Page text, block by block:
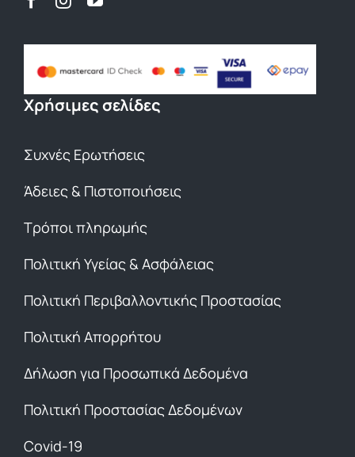
Χρήσιμες σελίδες
Συχνές Ερωτήσεις
Άδειες & Πιστοποιήσεις
Τρόποι πληρωμής
Πολιτική Υγείας & Ασφάλειας
Πολιτική Περιβαλλοντικής Προστασίας
Πολιτική Απορρήτου
Δήλωση για Προσωπικά Δεδομένα
Πολιτική Προστασίας Δεδομένων
Covid-19